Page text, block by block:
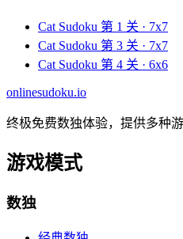
Cat Sudoku 第 1 关 · 7x7
Cat Sudoku 第 3 关 · 7x7
Cat Sudoku 第 4 关 · 6x6
onlinesudoku.io
终极免费数独体验，提供多种
游戏模式
数独